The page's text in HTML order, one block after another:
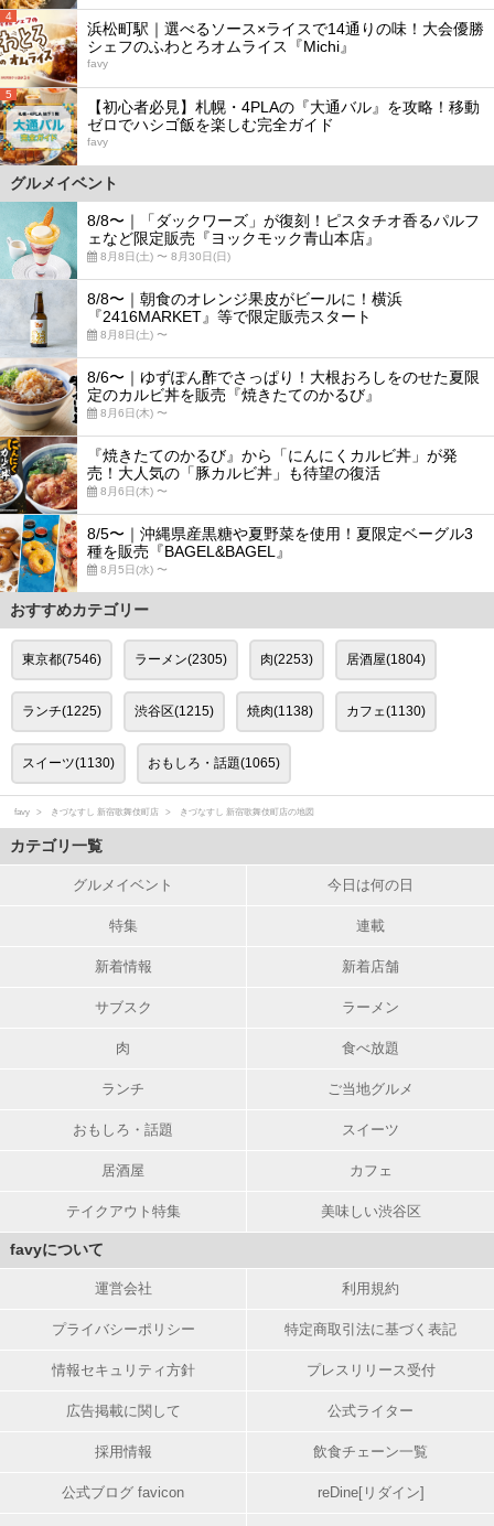
4
浜松町駅｜選べるソース×ライスで14通りの味！大会優勝
シェフのふわとろオムライス『Michi』
favy
5
【初心者必見】札幌・4PLAの『大通バル』を攻略！移動
ゼロでハシゴ飯を楽しむ完全ガイド
favy
グルメイベント
8/8〜｜「ダックワーズ」が復刻！ピスタチオ香るパルフ
ェなど限定販売『ヨックモック青山本店』
8月8日(土) 〜 8月30日(日)
8/8〜｜朝食のオレンジ果皮がビールに！横浜
『2416MARKET』等で限定販売スタート
8月8日(土) 〜
8/6〜｜ゆずぽん酢でさっぱり！大根おろしをのせた夏限
定のカルビ丼を販売『焼きたてのかるび』
8月6日(木) 〜
『焼きたてのかるび』から「にんにくカルビ丼」が発
売！大人気の「豚カルビ丼」も待望の復活
8月6日(木) 〜
8/5〜｜沖縄県産黒糖や夏野菜を使用！夏限定ベーグル3
種を販売『BAGEL&BAGEL』
8月5日(水) 〜
おすすめカテゴリー
東京都(7546) ラーメン(2305) 肉(2253) 居酒屋(1804)
ランチ(1225) 渋谷区(1215) 焼肉(1138) カフェ(1130)
スイーツ(1130) おもしろ・話題(1065)
favy きづなすし 新宿歌舞伎町店 きづなすし 新宿歌舞伎町店の地図
カテゴリ一覧
グルメイベント 今日は何の日
特集 連載
新着情報 新着店舗
サブスク ラーメン
肉 食べ放題
ランチ ご当地グルメ
おもしろ・話題 スイーツ
居酒屋 カフェ
テイクアウト特集 美味しい渋谷区
favyについて
運営会社 利用規約
プライバシーポリシー 特定商取引法に基づく表記
情報セキュリティ方針 プレスリリース受付
広告掲載に関して 公式ライター
採用情報 飲食チェーン一覧
公式ブログ favicon reDine[リダイン]